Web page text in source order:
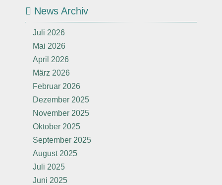
News Archiv
Juli 2026
Mai 2026
April 2026
März 2026
Februar 2026
Dezember 2025
November 2025
Oktober 2025
September 2025
August 2025
Juli 2025
Juni 2025